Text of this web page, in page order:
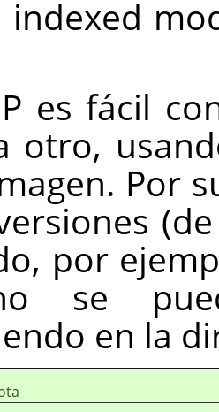
indexed
es fácil
otro,
Por
por
se
en la